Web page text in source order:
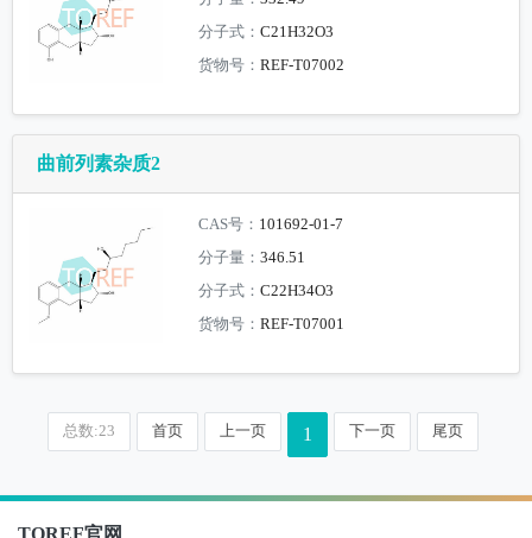
分子式：C21H32O3
货物号：REF-T07002
曲前列素杂质2
CAS号： 101692-01-7
分子量：346.51
分子式：C22H34O3
货物号：REF-T07001
总数:23 首页 上一页 1 下一页 尾页